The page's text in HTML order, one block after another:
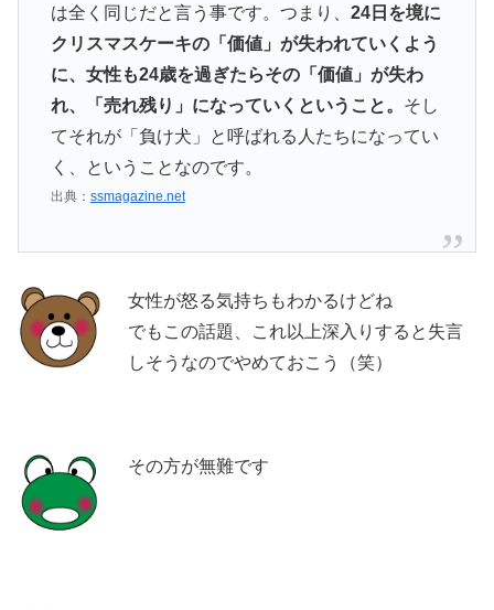
は全く同じだと言う事です。つまり、 24日を境に
クリスマスケーキの「価値」が失われていくよう
に、女性も24歳を過ぎたらその「価値」が失わ
れ、「売れ残り」になっていくということ。 そし
てそれが「負け犬」と呼ばれる人たちになってい
く、ということなのです。
出典： ssmagazine.net
女性が怒る気持ちもわかるけどね
でもこの話題、これ以上深入りすると失言
しそうなのでやめておこう（笑）
その方が無難です